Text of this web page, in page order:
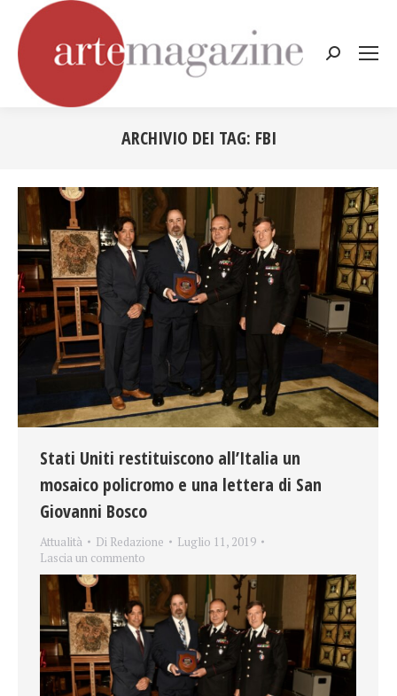
Cerca:
ARCHIVIO DEI TAG: FBI
Stati Uniti restituiscono all’Italia un
mosaico policromo e una lettera di San
Giovanni Bosco
Attualità Di Redazione
Luglio 11, 2019
Lascia un commento